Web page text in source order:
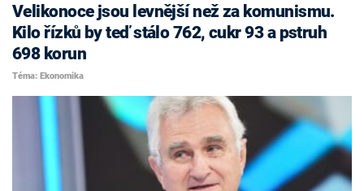
Velikonoce jsou levnější než za komunismu.
Kilo řízků by teď stálo 762, cukr 93 a pstruh
698 korun
Téma: Ekonomika